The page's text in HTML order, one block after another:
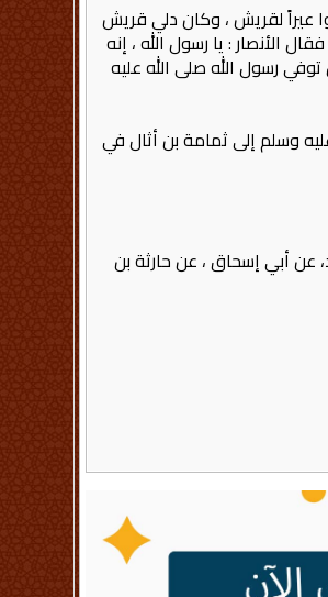
عيراً لقريش ، وكان دلي قريش
الأنصار‏ :‏ يا رسول الله ، إنه
رسول الله صلى الله عليه
وسلم إلى ثمامة بن أثال في
عن أبي إسحاق ، عن حارثة بن